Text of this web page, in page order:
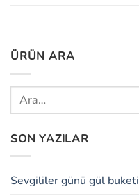
ÜRÜN ARA
SON YAZILAR
Sevgililer günü gül buketi